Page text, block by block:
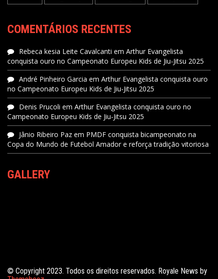
COMENTÁRIOS RECENTES
Rebeca kesia Leite Cavalcanti em Arthur Evangelista
conquista ouro no Campeonato Europeu Kids de Jiu-Jitsu 2025
André Pinheiro Garcia em Arthur Evangelista conquista ouro
no Campeonato Europeu Kids de Jiu-Jitsu 2025
Denis Prucoli em Arthur Evangelista conquista ouro no
Campeonato Europeu Kids de Jiu-Jitsu 2025
Jânio Ribeiro Paz em PMDF conquista bicampeonato na
Copa do Mundo de Futebol Amador e reforça tradição vitoriosa
GALLERY
© Copyright 2023. Todos os direitos reservados. Royale News by